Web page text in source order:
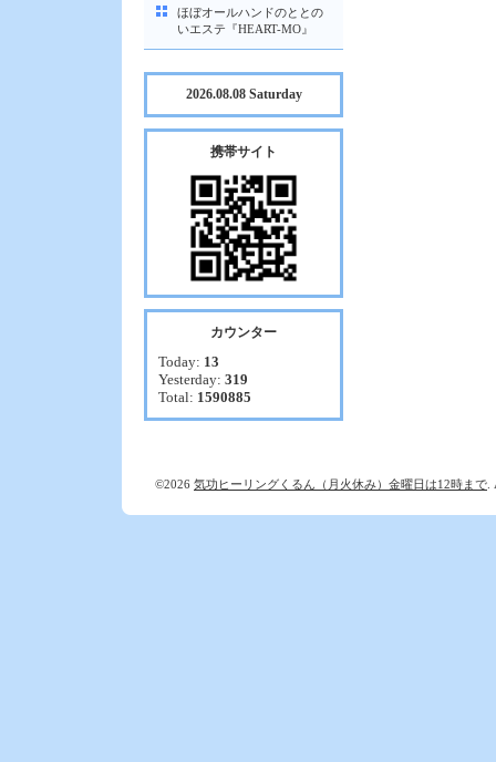
ほぼオールハンドのととの
いエステ『HEART-MO』
2026.08.08 Saturday
携帯サイト
カウンター
Today: 13
Yesterday: 319
Total: 1590885
©2026 気功ヒーリングくるん（月火休み）金曜日は12時まで